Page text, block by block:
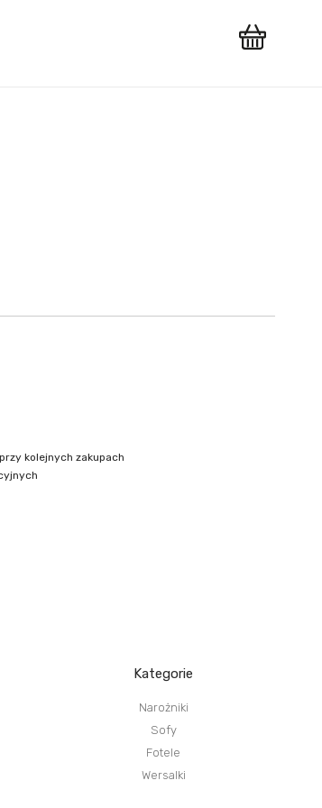
kolejnych zakupach
Kategorie
Narożniki
Sofy
Fotele
Wersalki